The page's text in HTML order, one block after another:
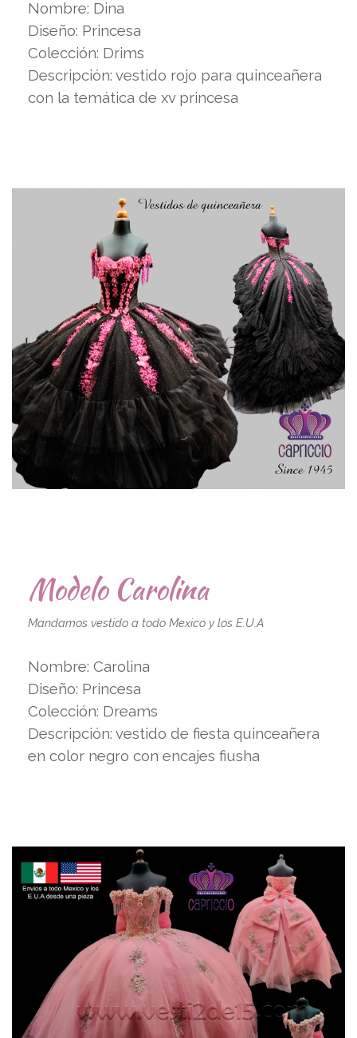
Nombre: Dina
Diseño: Princesa
Colección: Drims
Descripción: vestido rojo para quinceañera
con la temática de xv princesa
Modelo Carolina
Mandamos vestido a todo Mexico y los E.U.A
Nombre: Carolina
Diseño: Princesa
Colección: Dreams
Descripción: vestido de fiesta quinceañera
en color negro con encajes fiusha